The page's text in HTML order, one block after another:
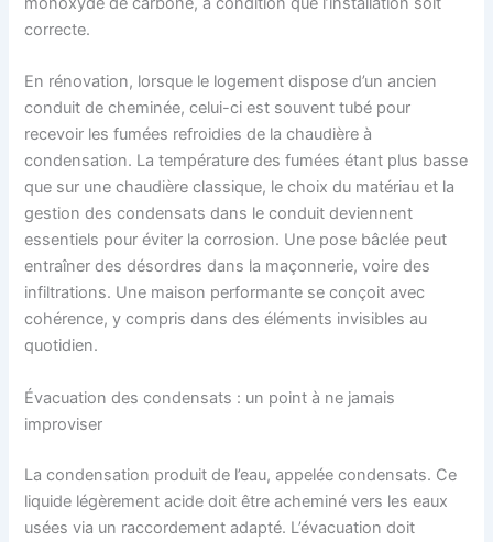
correcte.
En rénovation, lorsque le logement dispose d’un ancien
conduit de cheminée, celui-ci est souvent tubé pour
recevoir les fumées refroidies de la chaudière à
condensation. La température des fumées étant plus basse
que sur une chaudière classique, le choix du matériau et la
gestion des condensats dans le conduit deviennent
essentiels pour éviter la corrosion. Une pose bâclée peut
entraîner des désordres dans la maçonnerie, voire des
infiltrations. Une maison performante se conçoit avec
cohérence, y compris dans des éléments invisibles au
quotidien.
Évacuation des condensats : un point à ne jamais
improviser
La condensation produit de l’eau, appelée condensats. Ce
liquide légèrement acide doit être acheminé vers les eaux
usées via un raccordement adapté. L’évacuation doit